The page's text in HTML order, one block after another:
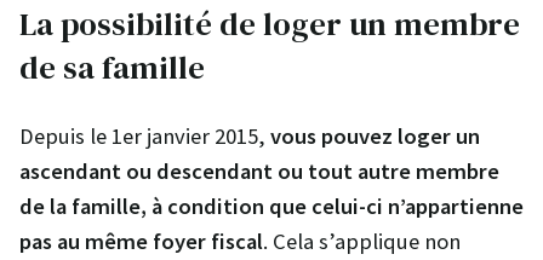
La possibilité de loger un membre
de sa famille
Depuis le 1er janvier 2015, vous pouvez loger un
ascendant ou descendant ou tout autre membre
de la famille, à condition que celui-ci n’appartienne
pas au même foyer fiscal. Cela s’applique non